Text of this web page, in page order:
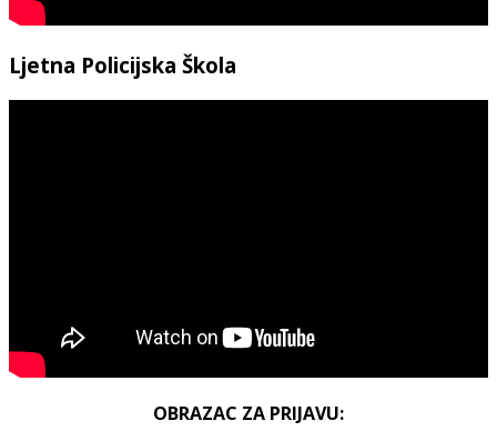
Ljetna Policijska Škola
OBRAZAC ZA PRIJAVU: